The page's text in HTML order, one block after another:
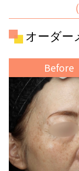
オーダー
Before